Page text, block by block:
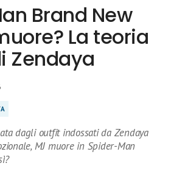
Brand New
La teoria
Zendaya
dagli outfit indossati da Zendaya
MJ muore in Spider-Man